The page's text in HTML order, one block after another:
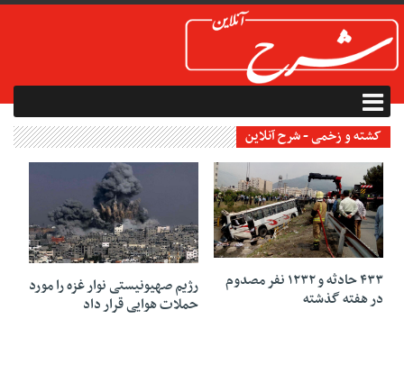
کشته و زخمی - شرح آنلاین
16 مارس 2019
۴۳۳ حادثه و ۱۲۳۲ نفر مصدوم
در هفته گذشته
15 مارس 2019
رژیم صهیونیستی نوار غزه را مورد
حملات هوایی قرار داد